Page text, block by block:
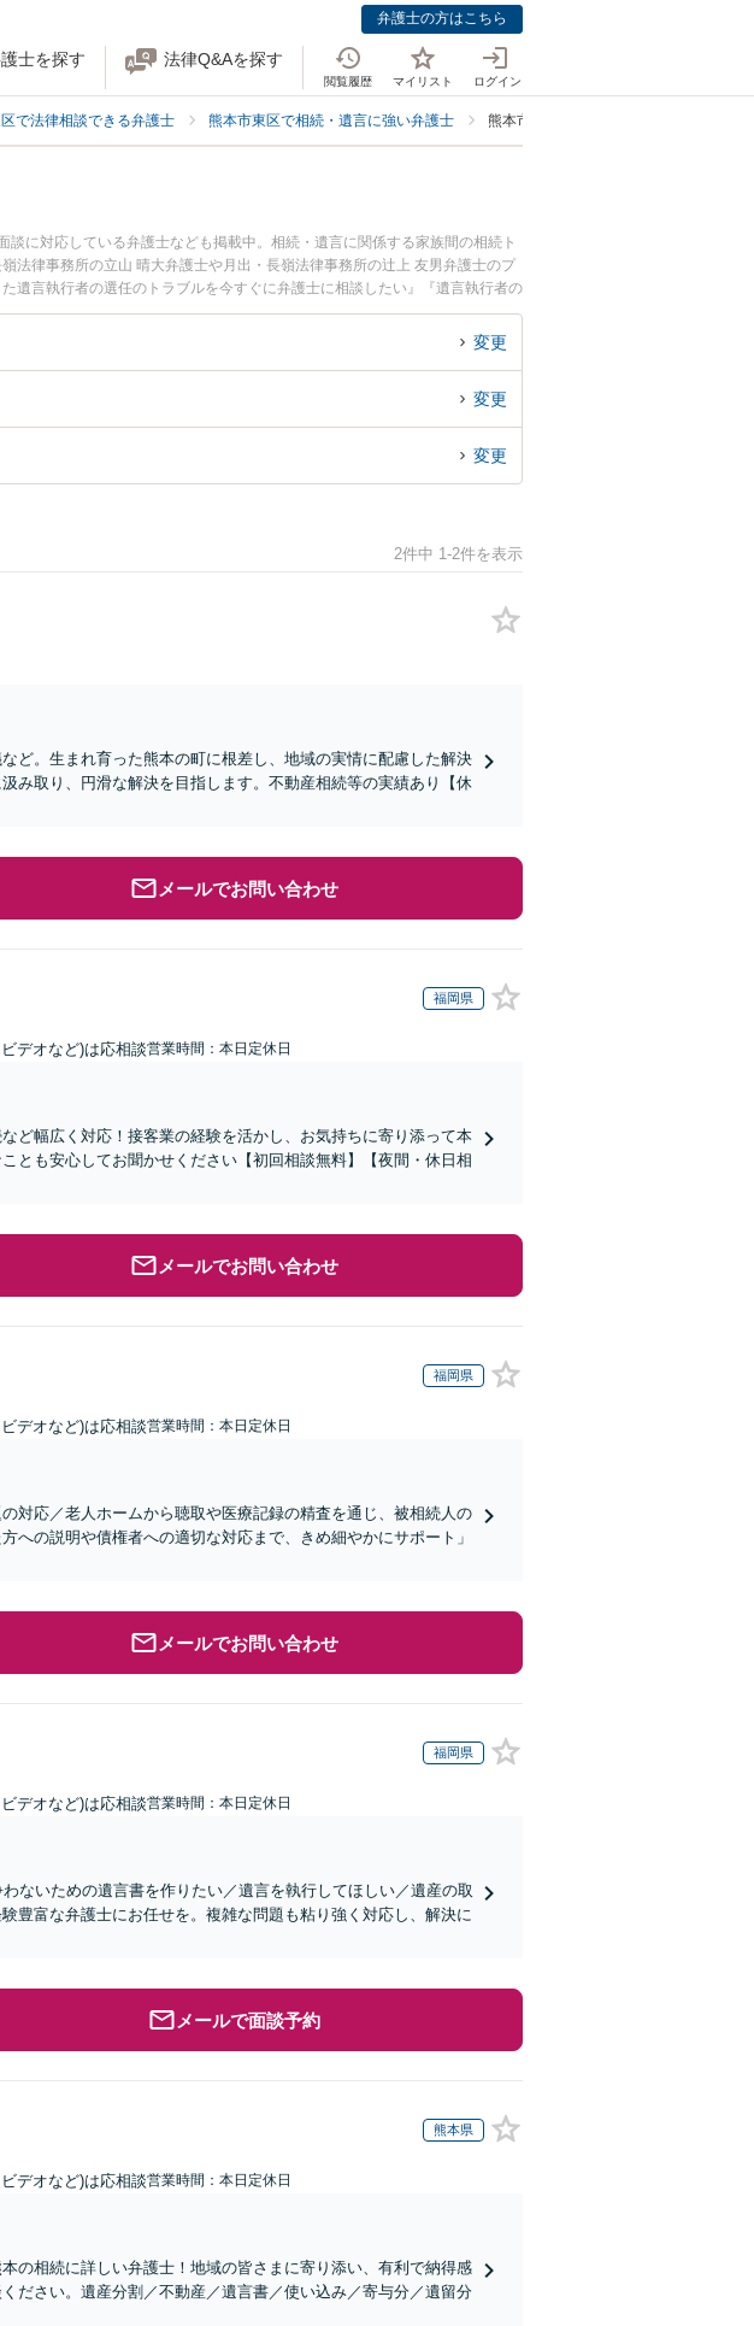
弁護士の方はこちら
士を探す 法律Q&Aを探す
閲覧履歴 マイリスト ログイン
で法律相談できる弁護士 熊本市東区で相続・遺言に強い弁護士 熊本市東区で遺言執行者の選任に強い弁
に対応している弁護士なども掲載中。相続・遺言に関係する家族間の相続ト
法律事務所の立山 晴大弁護士や月出・長嶺法律事務所の辻上 友男弁護士のプ
遺言執行者の選任のトラブルを今すぐに弁護士に相談したい』『遺言執行者の
法律相談できる熊本市東区内の弁護士に相談予約したい』などでお困りの相談
変更
変更
変更
2件中 1-2件を表示
ど。生まれ育った熊本の町に根差し、地域の実情に配慮した解決
み取り、円滑な解決を目指します。不動産相続等の実績あり【休
メールでお問い合わせ
福岡県
デオなど)は応相談営業時間：本日定休日
ど幅広く対応！接客業の経験を活かし、お気持ちに寄り添って本
とも安心してお聞かせください【初回相談無料】【夜間・休日相
メールでお問い合わせ
福岡県
デオなど)は応相談営業時間：本日定休日
対応／老人ホームから聴取や医療記録の精査を通じ、被相続人の
への説明や債権者への適切な対応まで、きめ細やかにサポート」
メールでお問い合わせ
福岡県
デオなど)は応相談営業時間：本日定休日
ないための遺言書を作りたい／遺言を執行してほしい／遺産の取
豊富な弁護士にお任せを。複雑な問題も粘り強く対応し、解決に
メールで面談予約
熊本県
デオなど)は応相談営業時間：本日定休日
の相続に詳しい弁護士！地域の皆さまに寄り添い、有利で納得感
ださい。遺産分割／不動産／遺言書／使い込み／寄与分／遺留分